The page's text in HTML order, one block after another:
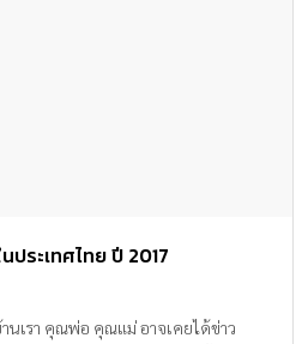
ระเทศไทย ปี 2017
นเรา คุณพ่อ คุณแม่ อาจเคยได้ข่าว